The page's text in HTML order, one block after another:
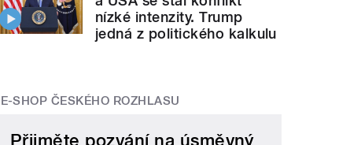
nízké intenzity. Trump
jedná z politického kalkulu
E-SHOP ČESKÉHO ROZHLASU
Přijměte pozvání na úsměvný